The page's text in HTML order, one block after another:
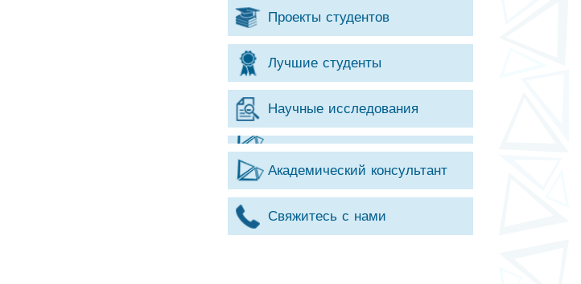
Проекты студентов
Лучшие студенты
Научные исследования
Академический консультант
Свяжитесь с нами